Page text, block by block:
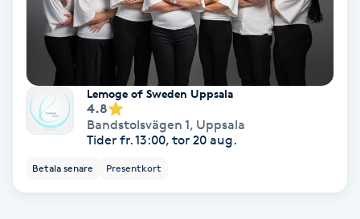
Taktil massage
Tandblekning
Tandläkare
Tatuering
Lemoge of Sweden Uppsala
4.8
Bandstolsvägen 1, Uppsala
Tider fr. 13:00, tor 20 aug.
Betala senare Presentkort